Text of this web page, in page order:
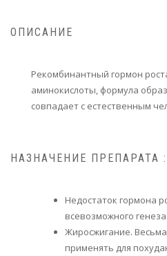
ОПИСАНИЕ
Рекомбинантный гормон
аминокислоты, формула
совпадает с естественным
НАЗНАЧЕНИЕ ПРЕПАРАТА :
Недостаток гормона
всевозможного
Жиросжигание.
применять для